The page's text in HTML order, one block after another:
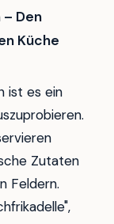
– Den
Küche
ist es ein
Zutaten
Feldern.